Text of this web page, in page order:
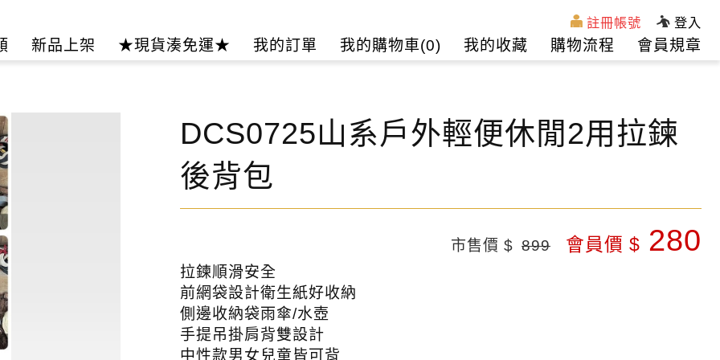
新品上架 ★現貨湊免運★ 我的訂單 我的購物車(0) 我的收藏 購物流程 會員規章
註冊帳號 登入
DCS0725山系戶外輕便休閒2用拉鍊
後背包
市售價 $ 899 會員價 $ 280
拉鍊順滑安全
前網袋設計衛生紙好收納
側邊收納袋雨傘/水壺
手提吊掛肩背雙設計
中性款男女兒童皆可背